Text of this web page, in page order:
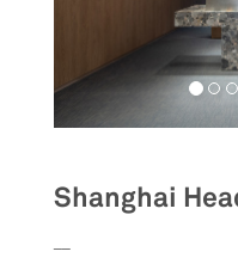
Shanghai